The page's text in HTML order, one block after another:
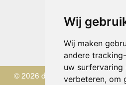
Wij
Wij maken
andere
uw
verbeteren, om
Donderdag
10.00 -
Vrijdag 10.00 -
Zaterdag
Zondag
© 2026 de Zwerver